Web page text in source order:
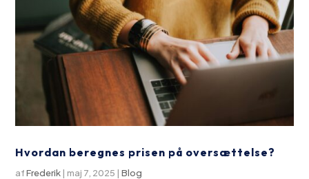
Hvordan beregnes prisen på oversættelse?
afFrederik|maj 7, 2025 |Blog